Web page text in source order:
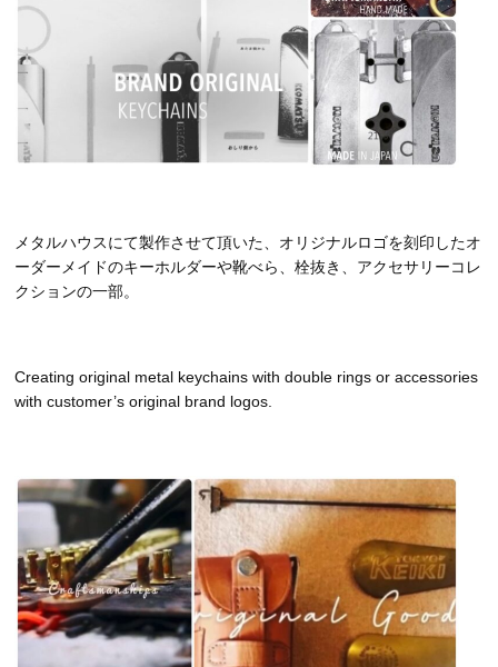
メタルハウスにて製作させて頂いた、オリジナルロゴを刻印したオ
ーダーメイドのキーホルダーや靴べら、栓抜き、アクセサリーコレ
クションの一部。
Creating original metal keychains with double rings or accessories
with customer’s original brand logos.